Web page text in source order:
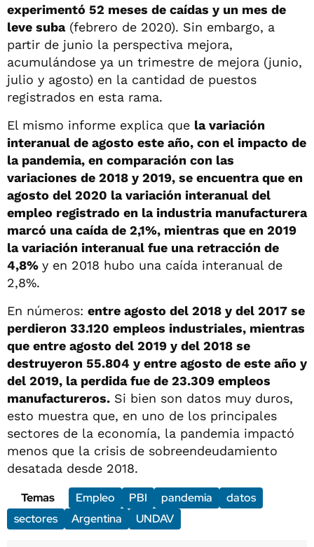
experimentó 52 meses de caídas y un mes de
leve suba(febrero de 2020). Sin embargo, a
partir de junio la perspectiva mejora,
acumulándose ya un trimestre de mejora (junio,
julio y agosto) en la cantidad de puestos
registrados en esta rama.
El mismo informe explica que la variación
interanual de agosto este año, con el impacto de
la pandemia, en comparación con las
variaciones de 2018 y 2019, se encuentra que en
agosto del 2020 la variación interanual del
empleo registrado en la industria manufacturera
marcó una caída de 2,1%, mientras que en 2019
la variación interanual fue una retracción de
4,8% y en 2018 hubo una caída interanual de
2,8%.
En números: entre agosto del 2018 y del 2017 se
perdieron 33.120 empleos industriales, mientras
que entre agosto del 2019 y del 2018 se
destruyeron 55.804 y entre agosto de este año y
del 2019, la perdida fue de 23.309 empleos
manufactureros. Si bien son datos muy duros,
esto muestra que, en uno de los principales
sectores de la economía, la pandemia impactó
menos que la crisis de sobreendeudamiento
desatada desde 2018.
Temas
Empleo PBI pandemia
datos
sectores
Argentina UNDAV